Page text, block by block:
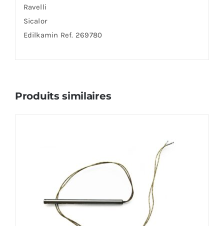
Ravelli
Sicalor
Edilkamin Ref. 269780
Produits similaires